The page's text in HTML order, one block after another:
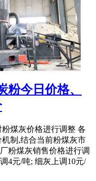
粉今日价格、
煤灰价格进行调整 各
制,结合当前粉煤灰市
粉煤灰销售价格进行调
4元/吨; 细灰上调10元/